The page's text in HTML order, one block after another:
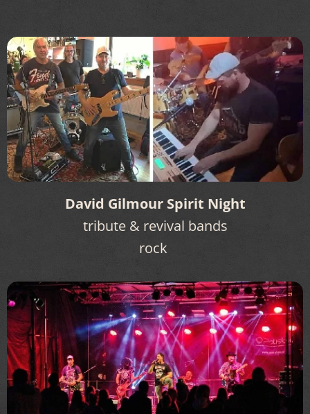
David Gilmour Spirit Night
tribute & revival bands
rock